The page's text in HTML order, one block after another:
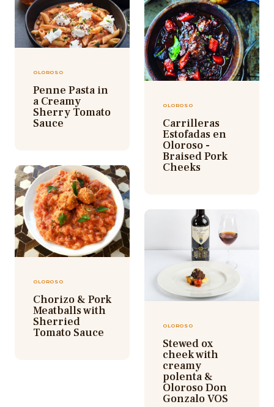
OLOROSO
Penne Pasta in
a Creamy
Sherry Tomato
Sauce
OLOROSO
Carrilleras
Estofadas en
Oloroso -
Braised Pork
Cheeks
OLOROSO
Chorizo & Pork
Meatballs with
Sherried
Tomato Sauce OLOROSO
Stewed ox
cheek with
creamy
polenta &
Oloroso Don
Gonzalo VOS